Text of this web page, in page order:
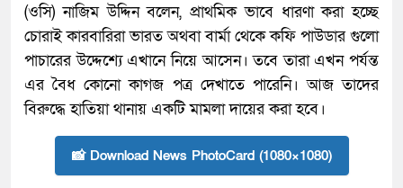
(ওসি) নাজিম উদ্দিন বলেন, প্রাথমিক ভাবে ধারণা করা হচ্ছে
চোরাই কারবারিরা ভারত অথবা বার্মা থেকে কফি পাউডার গুলো
পাচারের উদ্দেশ্যে এখানে নিয়ে আসেন। তবে তারা এখন পর্যন্ত
এর বৈধ কোনো কাগজ পত্র দেখাতে পারেনি। আজ তাদের
বিরুদ্ধে হাতিয়া থানায় একটি মামলা দায়ের করা হবে।
📸 Download News PhotoCard (1080×1080)